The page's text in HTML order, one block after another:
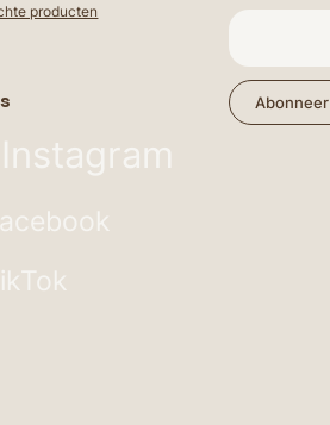
producten
Instagram
Abonneer